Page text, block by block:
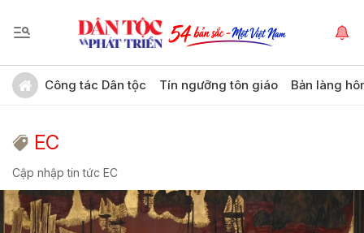
Công tác Dân tộc Tín ngưỡng tôn giáo Bản làng
EC
Cập nhập tin tức EC